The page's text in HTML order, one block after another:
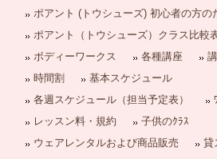
ポアント (トウシューズ) 初心者の方の
ポアント（トウシューズ）クラス比較
ボディーワークス
各種講座
時間割
基本スケジュール
各週スケジュール（担当予定表）
レッスン料・規約
子供のｸﾗｽ
ウェアレンタルおよび商品販売
貸